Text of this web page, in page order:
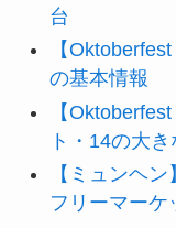
台
【
の基本情報
【
ト・14の大き
【ミュンヘ
フリーマーケ